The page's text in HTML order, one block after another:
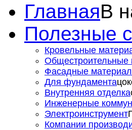
ГлавнаяВ
Полезные
Кровельные
Общестроительные
Фасадные
Для фундамента
Внутренняя отделка
Инженерные
Электроинструмент
Компании